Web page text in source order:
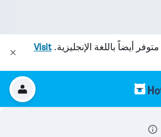
متوفر أيضاً باللغة الإنجليزية.Visit